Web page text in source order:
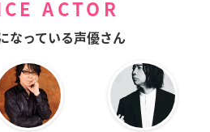
ACTOR
なっている声優さん